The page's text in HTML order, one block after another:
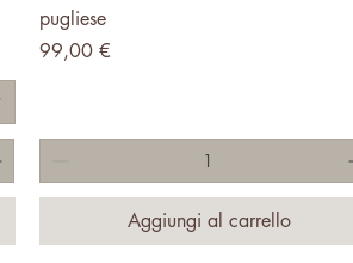
pugliese
Prezzo
99,00 €
Aggiungi al carrello